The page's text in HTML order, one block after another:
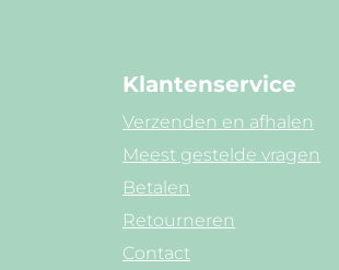
Klantenservice
Verzenden en afhalen
Meest gestelde vragen
Betalen
Retourneren
Contact